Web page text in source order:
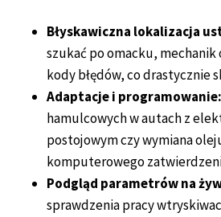
Błyskawiczna lokalizacja
szukać po omacku,
kody błędów, co drastycznie
Adaptacje i programowanie:
hamulcowych w autach z
postojowym czy wymiana
komputerowego
Podgląd parametrów na
sprawdzenia pracy